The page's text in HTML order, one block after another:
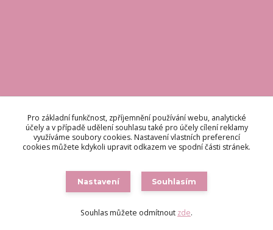
KONTAKT
Odpovídáme do 48 hodin.
Pro základní funkčnost, zpříjemnění používání webu, analytické
účely a v případě udělení souhlasu také pro účely cílení reklamy
využíváme soubory cookies. Nastavení vlastních preferencí
cookies můžete kdykoli upravit odkazem ve spodní části stránek.
Nastavení Souhlasím
Souhlas můžete odmítnout zde.